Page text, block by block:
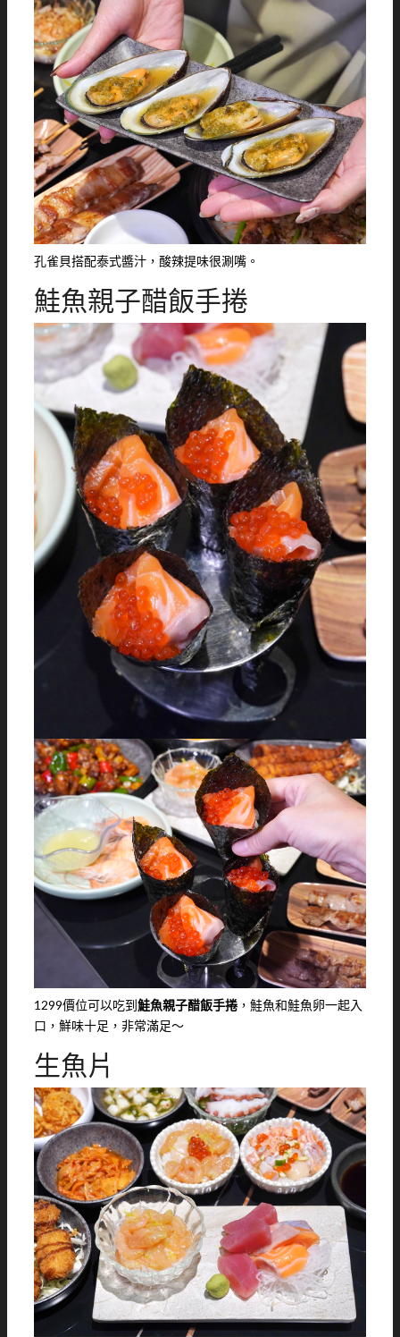
孔雀貝搭配泰式醬汁，酸辣提味很涮嘴。
鮭魚親子醋飯手捲
1299價位可以吃到鮭魚親子醋飯手捲 ，鮭魚和鮭魚卵一起入
口，鮮味十足，非常滿足～
生魚片